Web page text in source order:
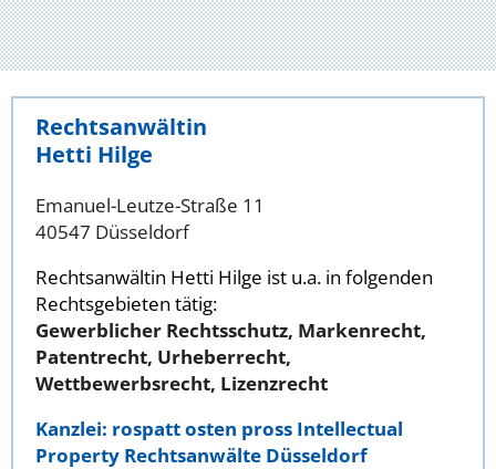
Rechtsanwältin
Hetti Hilge
Emanuel-Leutze-Straße 11
40547 Düsseldorf
Rechtsanwältin Hetti Hilge ist u.a. in folgenden
Rechtsgebieten tätig:
Gewerblicher Rechtsschutz, Markenrecht,
Patentrecht, Urheberrecht,
Wettbewerbsrecht, Lizenzrecht
Kanzlei: rospatt osten pross Intellectual
Property Rechtsanwälte Düsseldorf